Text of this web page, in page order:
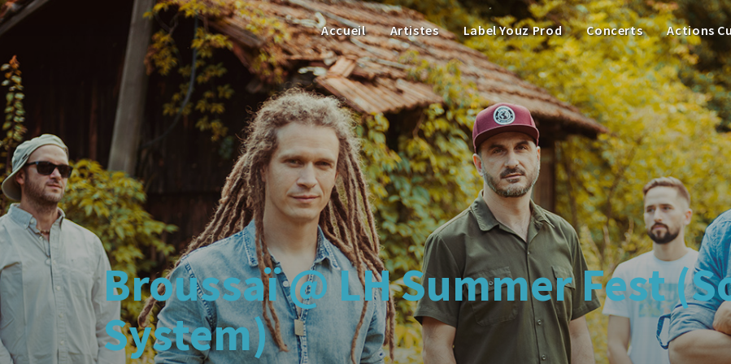
Accueil Artistes Label Youz Prod Concerts Actions
Broussaï @ LH Summer Fest
System)